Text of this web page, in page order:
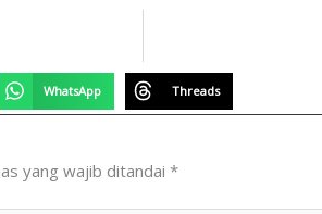
WhatsApp Threads
yang wajib ditandai *